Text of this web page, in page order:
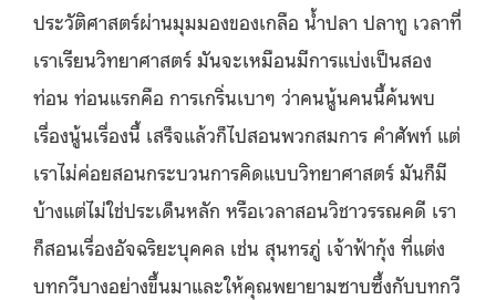
ประวัติศาสตร์ผ่านมุมมองของเกลือ น้ำปลา ปลาทู เวลาที่
เราเรียนวิทยาศาสตร์ มันจะเหมือนมีการแบ่งเป็นสอง
ท่อน ท่อนแรกคือ การเกริ่นเบาๆ ว่าคนนู้นคนนี้ค้นพบ
เรื่องนู้นเรื่องนี้ เสร็จแล้วก็ไปสอนพวกสมการ คำศัพท์ แต่
เราไม่ค่อยสอนกระบวนการคิดแบบวิทยาศาสตร์ มันก็มี
บ้างแต่ไม่ใช่ประเด็นหลัก หรือเวลาสอนวิชาวรรณคดี เรา
ก็สอนเรื่องอัจฉริยะบุคคล เช่น สุนทรภู่ เจ้าฟ้ากุ้ง ที่แต่ง
บทกวีบางอย่างขึ้นมาและให้คุณพยายามซาบซึ้งกับบทกวี